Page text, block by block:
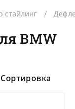
стайлинг
BMW
Сортировка